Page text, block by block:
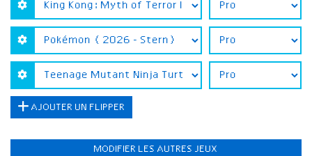
AJOUTER UN FLIPPER
MODIFIER LES AUTRES JEUX